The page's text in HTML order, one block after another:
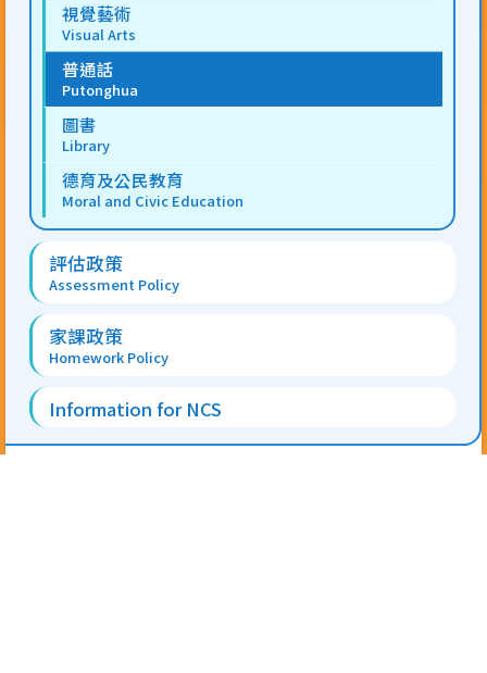
視覺藝術
Visual Arts
普通話
Putonghua
圖書
Library
德育及公民教育
Moral and Civic Education
評估政策
Assessment Policy
家課政策
Homework Policy
Information for NCS